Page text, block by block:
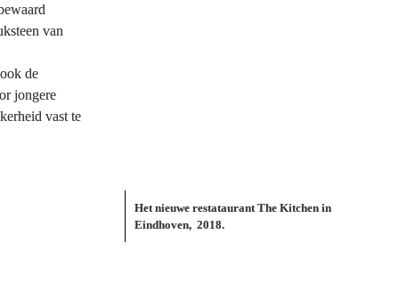
van
de
jongere
vast te
Het nieuwe restataurant The Kitchen in
Eindhoven,  2018.